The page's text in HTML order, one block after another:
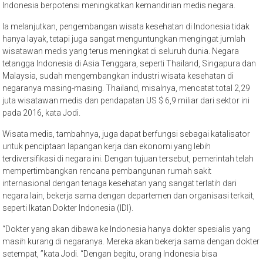
Indonesia berpotensi meningkatkan kemandirian medis negara.
Ia melanjutkan, pengembangan wisata kesehatan di Indonesia tidak
hanya layak, tetapi juga sangat menguntungkan mengingat jumlah
wisatawan medis yang terus meningkat di seluruh dunia. Negara
tetangga Indonesia di Asia Tenggara, seperti Thailand, Singapura dan
Malaysia, sudah mengembangkan industri wisata kesehatan di
negaranya masing-masing. Thailand, misalnya, mencatat total 2,29
juta wisatawan medis dan pendapatan US $ 6,9 miliar dari sektor ini
pada 2016, kata Jodi.
Wisata medis, tambahnya, juga dapat berfungsi sebagai katalisator
untuk penciptaan lapangan kerja dan ekonomi yang lebih
terdiversifikasi di negara ini. Dengan tujuan tersebut, pemerintah telah
mempertimbangkan rencana pembangunan rumah sakit
internasional dengan tenaga kesehatan yang sangat terlatih dari
negara lain, bekerja sama dengan departemen dan organisasi terkait,
seperti Ikatan Dokter Indonesia (IDI).
“Dokter yang akan dibawa ke Indonesia hanya dokter spesialis yang
masih kurang di negaranya. Mereka akan bekerja sama dengan dokter
setempat, ”kata Jodi. “Dengan begitu, orang Indonesia bisa